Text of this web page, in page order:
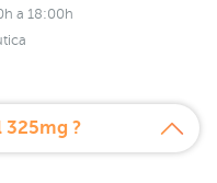
a 18:00h
325mg ?